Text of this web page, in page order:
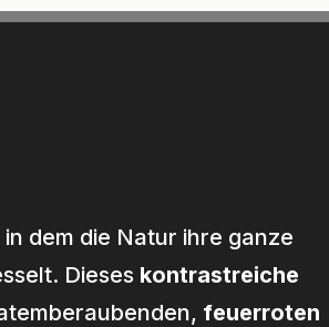
dem die Natur ihre ganze
Dieses kontrastreiche
feuerroten